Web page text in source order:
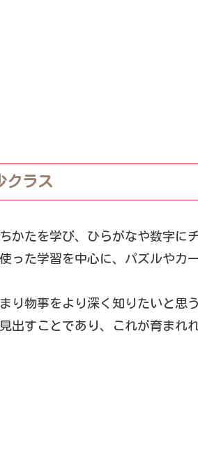
クラス
かたを学び、ひらがなや数字に
った学習を中心に、パズルやカ
り物事をより深く知りたいと思
出すことであり、これが育まれ